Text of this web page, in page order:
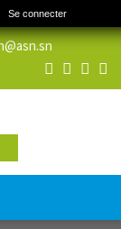
Se connecter